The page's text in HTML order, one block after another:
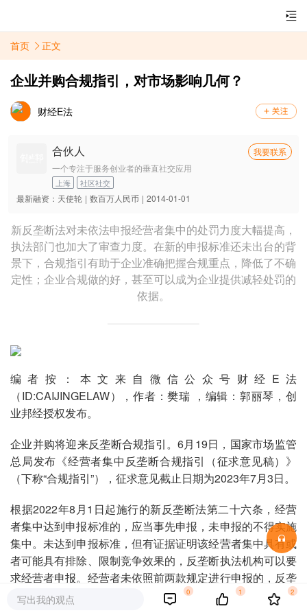
首页 正文
企业并购合规指引，对市场影响几何？
财经E法
合伙人
我要联系
一个专注于服务创业者的垂直社交应用
上海 社区社交
最新融资： 天使轮 | 数百万人民币 | 2014-01-01
新反垄断法对未依法申报经营者集中的处罚力度大幅提高，
执法部门也加大了审查力度。在新的申报标准还未出台的背
景下，合规指引有助于企业准确把握合规重点，降低了不确
定性；企业合规做的好，甚至可以成为企业提供减轻处罚的
依据。
编者按：本文来自微信公众号财经E法
（ID:CAIJINGELAW），作者：樊瑞 ，编辑：郭丽琴，创
业邦经授权发布。
企业并购将迎来反垄断合规指引。6月19日，国家市场监管
总局发布《经营者集中反垄断合规指引（征求意见稿）》
（下称“合规指引”），征求意见截止日期为2023年7月3日。
根据2022年8月1日起施行的新反垄断法第二十六条，经营
者集中达到申报标准的，应当事先申报，未申报的不得实施
集中。未达到申报标准，但有证据证明该经营者集中具有或
者可能具有排除、限制竞争效果的，反垄断执法机构可以要
求经营者申报。经营者未依照前两款规定进行申报的，反垄
断执法机构应当依法进行调查。
写出我的观点
0 1 2